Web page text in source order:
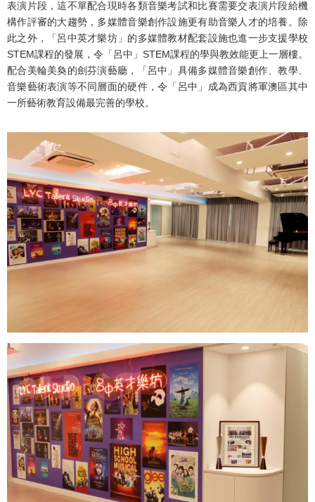
表演片段，這不單配合現時各類音樂考試和比賽需要交表演片段給機
構作評審的大趨勢，多媒體音樂創作設施更有助音樂人才的培養。除
此之外，「呂中英才樂坊」的多媒體教材配套設施也進一步支援學校
STEM課程的發展，令「呂中」STEM課程的學與教效能更上一層樓。
配合美輪美奐的劍芬演藝廳，「呂中」具備多媒體音樂創作、教學、
音樂藝術表演等不同層面的硬件，令「呂中」成為西貢將軍澳區其中
一所藝術教育設備最完善的學校。